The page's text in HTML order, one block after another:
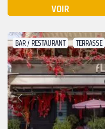
VOIR
BAR / RESTAURANT TERRASSE
Précédent